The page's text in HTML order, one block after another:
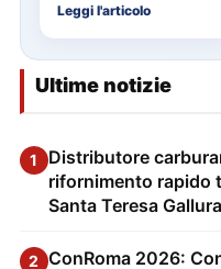
Leggi l'articolo
Ultime notizie
1
Distributore
rifornimento rapido
Santa Teresa Gallura
2 ConRoma 2026: